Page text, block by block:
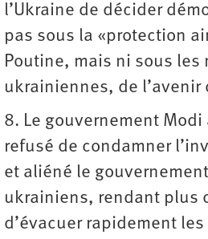
l’Ukraine de décider
pas sous la «protection
Poutine, mais ni sous les
ukrainiennes, de l’avenir
8. Le gouvernement
refusé de condamner
et aliéné le
ukrainiens, rendant plus
d’évacuer rapidement